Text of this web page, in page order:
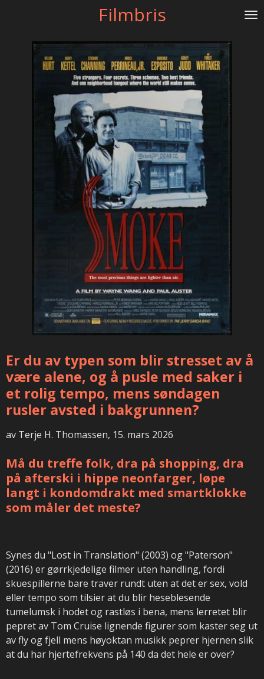
hovedinnhold
Filmbris
Er du av typen som blir stresset av å
være alene, og å pusle med saker i
et rolig tempo, mens søndagen
rusler avsted i bakgrunnen?
av Terje H. Thomassen, 15. mars 2026
Må du treffe folk, dra på shopping, dra
på afterski i hippe neonfarger, løpe
langt i kondomdrakt med smartklokke
som måler det meste?
Synes du "Lost in Translation" (2003) og "Paterson"
(2016) er gørrkjedelige filmer uten handling, fordi
skuespillerne bare traver rundt uten at det er sex, vold
eller tempo som tilsier at du blir heseblesende
tumelumsk i hodet og rastløs i bena, mens lerretet blir
pepret av Tom Cruise lignende figurer som kaster seg ut
av fly og fjell mens høyoktan musikk peprer hjernen slik
at du har hjertefrekvens på 140 da det hele er over?